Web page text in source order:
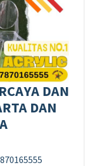
DAN
DAN